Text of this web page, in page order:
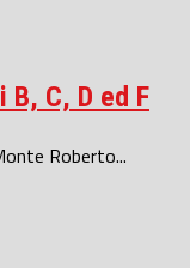
C, D ed F
Roberto...